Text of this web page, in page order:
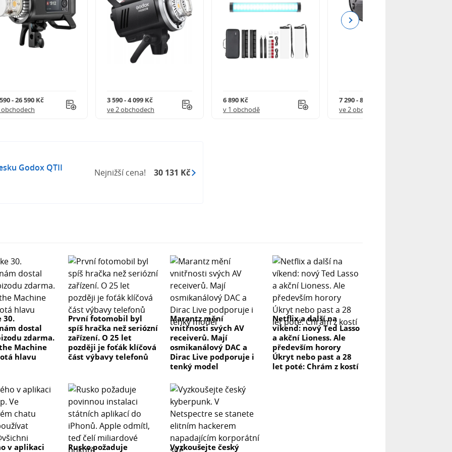
- 26 590 Kč
obchodech
3 590 - 4 099 Kč
ve 2 obchodech
6 890 Kč
v 1 obchodě
7 290 - 8 999 Kč
ve 2 obchodech
Next
Godox QTII
Nejnižší cena! 30 131 Kč
30.
dostal
zdarma.
Machine
hlavu
První fotomobil byl
spíš hračka než seriózní
zařízení. O 25 let
později je foťák klíčová
část výbavy telefonů
Marantz mění
vnitřnosti svých AV
receiverů. Mají
osmikanálový DAC a
Dirac Live podporuje i
tenký model
Netflix a další na
víkend: nový Ted Lasso
a akční Lioness. Ale
především horory
Úkryt nebo past a 28
let poté: Chrám z kostí
v aplikaci
Rusko požaduje
Vyzkoušejte český